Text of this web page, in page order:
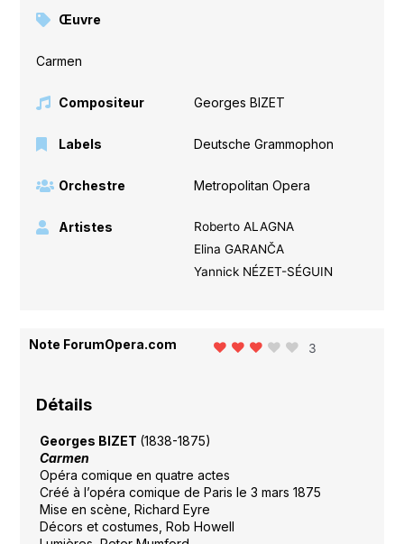
Œuvre
Carmen
Compositeur Georges BIZET
Labels Deutsche Grammophon
Orchestre Metropolitan Opera
Artistes
Roberto ALAGNA
Elina GARANČA
Yannick NÉZET-SÉGUIN
Note ForumOpera.com 3
Détails
Georges BIZET (1838-1875)
Carmen
Opéra comique en quatre actes
Créé à l’opéra comique de Paris le 3 mars 1875
Mise en scène, Richard Eyre
Décors et costumes, Rob Howell